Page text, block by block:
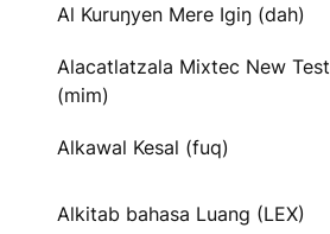
Al Kuruŋyen Mere Igiŋ (dah)
Alacatlatzala Mixtec New
(mim)
Alkawal Kesal (fuq)
Alkitab bahasa Luang (LEX)